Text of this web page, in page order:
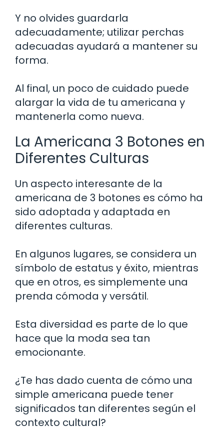
Y no olvides guardarla
adecuadamente; utilizar perchas
adecuadas ayudará a mantener su
forma.
Al final, un poco de cuidado puede
alargar la vida de tu americana y
mantenerla como nueva.
La Americana 3 Botones en
Diferentes Culturas
Un aspecto interesante de la
americana de 3 botones es cómo ha
sido adoptada y adaptada en
diferentes culturas.
En algunos lugares, se considera un
símbolo de estatus y éxito, mientras
que en otros, es simplemente una
prenda cómoda y versátil.
Esta diversidad es parte de lo que
hace que la moda sea tan
emocionante.
¿Te has dado cuenta de cómo una
simple americana puede tener
significados tan diferentes según el
contexto cultural?